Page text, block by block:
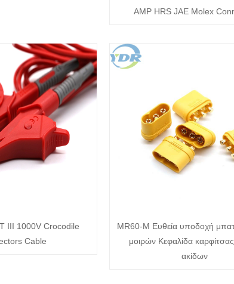
AMP HRS JAE Molex
III 1000V Crocodile
Cable
MR60-M Ευθεία υποδοχή
μοιρών Κεφαλίδα
ακίδων